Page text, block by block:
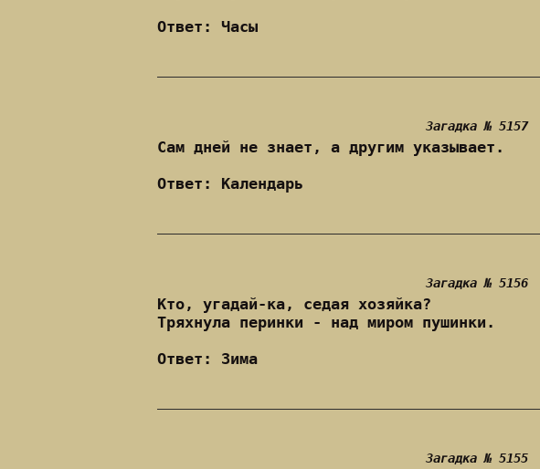
Ответ: Часы
Загадка № 5157
Сам дней не знает, а другим указывает.
Ответ: Календарь
Загадка № 5156
Кто, угадай-ка, седая хозяйка?
Тряхнула перинки - над миром пушинки.
Ответ: Зима
Загадка № 5155